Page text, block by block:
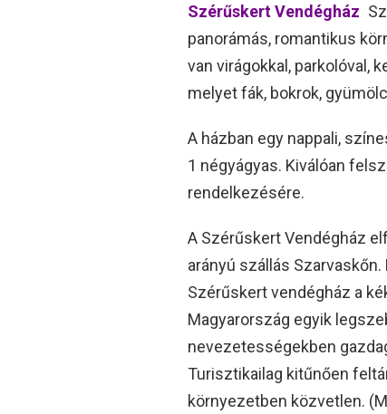
Szérűskert Vendégház
panorámás, romantikus
van virágokkal, parkolóval,
melyet fák, bokrok,
A házban egy nappali,
1 négyágyas. Kiválóan
rendelkezésére.
A Szérűskert Vendégház
arányú szállás
Szérűskert vendégház a
Magyarország egyik
nevezetességekben
Turisztikailag kitűnően
környezetben közvetlen.